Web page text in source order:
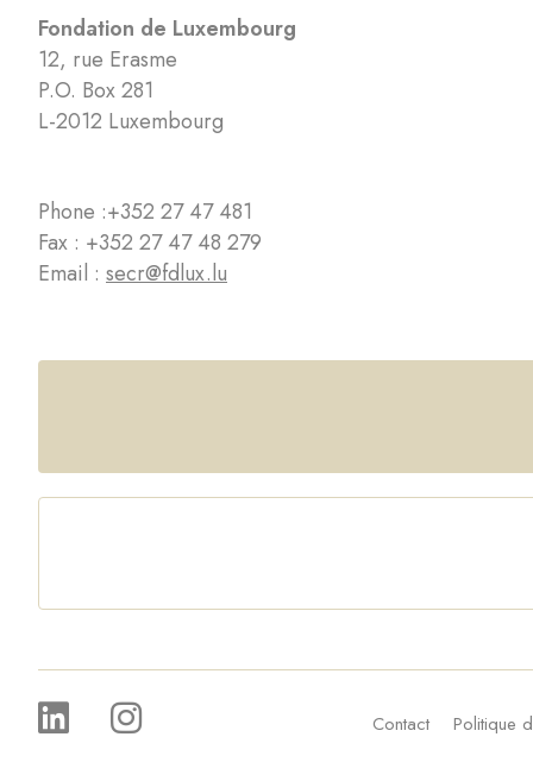
Fondation de Luxembourg
12, rue Erasme
P.O. Box 281
L-2012 Luxembourg
Phone :+352 27 47 481
Fax : +352 27 47 48 279
Email : secr@fdlux.lu
Contact Politique